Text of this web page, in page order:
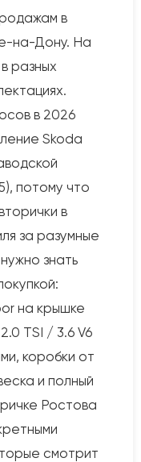
в
на-Дону. На
в разных
в 2026
Skoda
потому что
в
за разумные
знать
на крышке
TSI / 3.6 V6
коробки от
и полный
Ростова
смотрит